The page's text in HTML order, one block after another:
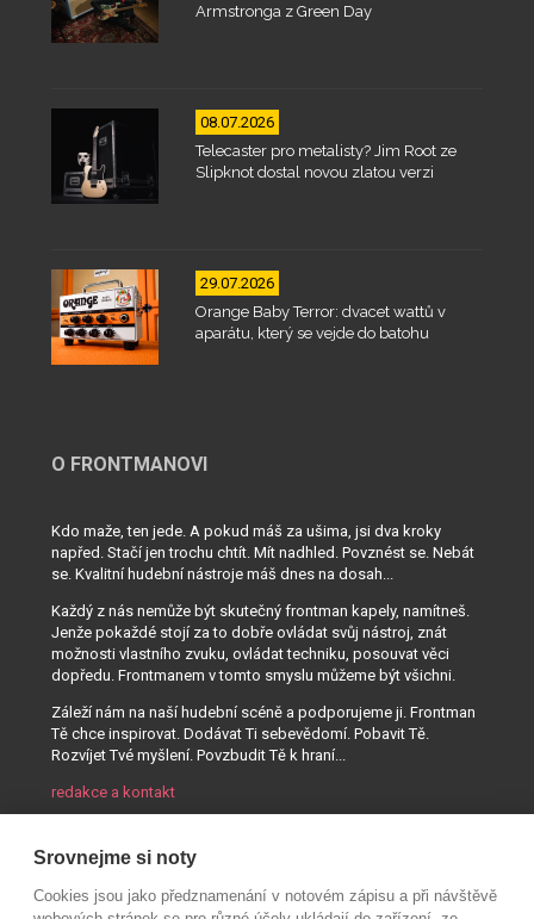
Armstronga z Green Day
08.07.2026
Telecaster pro metalisty? Jim Root ze
Slipknot dostal novou zlatou verzi
29.07.2026
Orange Baby Terror: dvacet wattů v
aparátu, který se vejde do batohu
O FRONTMANOVI
Kdo maže, ten jede. A pokud máš za ušima, jsi dva kroky
napřed. Stačí jen trochu chtít. Mít nadhled. Povznést se. Nebát
se. Kvalitní hudební nástroje máš dnes na dosah...
Každý z nás nemůže být skutečný frontman kapely, namítneš.
Jenže pokaždé stojí za to dobře ovládat svůj nástroj, znát
možnosti vlastního zvuku, ovládat techniku, posouvat věci
dopředu. Frontmanem v tomto smyslu můžeme být všichni.
Záleží nám na naší hudební scéně a podporujeme ji. Frontman
Tě chce inspirovat. Dodávat Ti sebevědomí. Pobavit Tě.
Rozvíjet Tvé myšlení. Povzbudit Tě k hraní...
redakce a kontakt
Srovnejme si noty
Cookies jsou jako předznamenání v notovém zápisu a při návštěvě